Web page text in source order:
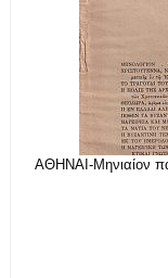
ΑΘΗΝΑΙ-Μηνιαίον